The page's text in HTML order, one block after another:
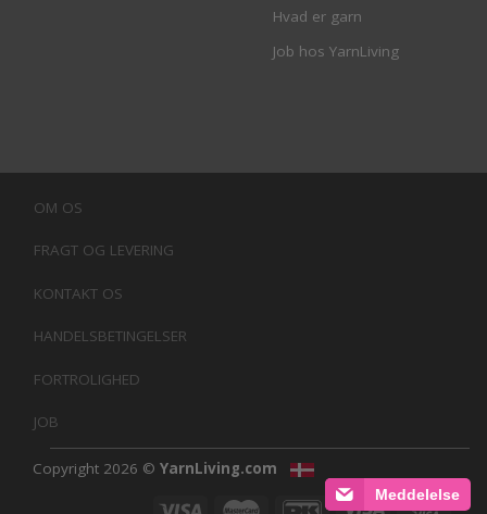
Hvad er garn
Job hos YarnLiving
OM OS
FRAGT OG LEVERING
KONTAKT OS
HANDELSBETINGELSER
FORTROLIGHED
JOB
Copyright 2026 © YarnLiving.com